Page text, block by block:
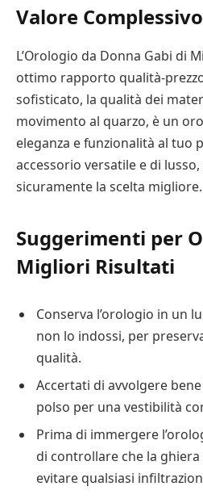
Valore Complessivo
L’Orologio da Donna Gabi di
ottimo rapporto qualità-
sofisticato, la qualità dei
movimento al quarzo, è un
eleganza e funzionalità al tuo
accessorio versatile e di
sicuramente la scelta migliore.
Suggerimenti per
Migliori Risultati
Conserva l’orologio in un
non lo indossi, per
qualità.
Accertati di avvolgere
polso per una vestibilità
Prima di immergere
di controllare che la
evitare qualsiasi